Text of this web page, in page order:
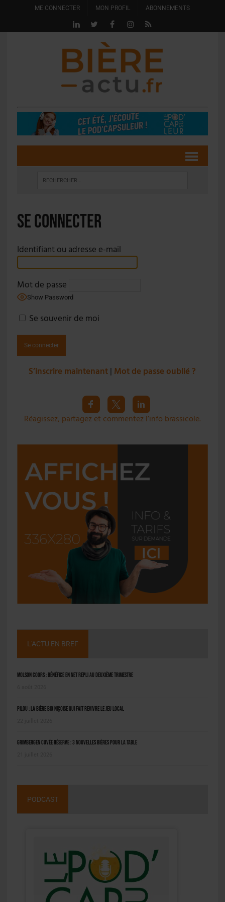
ME CONNECTER MON PROFIL ABONNEMENTS
Se connecter
Identifiant ou adresse e-mail
Mot de passe
Show Password
Se souvenir de moi
S’inscrire maintenant | Mot de passe oublié ?
Réagissez, partagez et commentez l’info brassicole.
L'ACTU EN BREF
Molson Coors : bénéfice en net repli au deuxième trimestre
Pilou : la bière bio niçoise qui fait revivre le jeu local
Grimbergen Cuvée Réserve : 3 nouvelles bières pour la table
PODCAST